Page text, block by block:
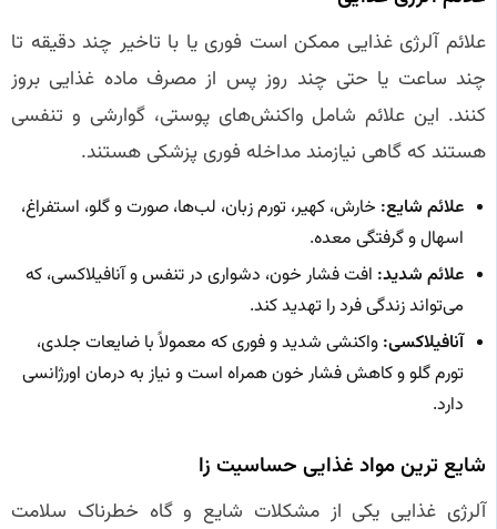
علائم آلرژی غذایی ممکن است فوری یا با تاخیر چند دقیقه تا
چند ساعت یا حتی چند روز پس از مصرف ماده غذایی بروز
کنند. این علائم شامل واکنش‌های پوستی، گوارشی و تنفسی
هستند که گاهی نیازمند مداخله فوری پزشکی هستند.
علائم شایع: خارش، کهیر، تورم زبان، لب‌ها، صورت و گلو، استفراغ،
اسهال و گرفتگی معده.
علائم شدید: افت فشار خون، دشواری در تنفس و آنافیلاکسی، که
می‌تواند زندگی فرد را تهدید کند.
آنافیلاکسی: واکنشی شدید و فوری که معمولاً با ضایعات جلدی،
تورم گلو و کاهش فشار خون همراه است و نیاز به درمان اورژانسی
دارد.
شایع‌ ترین مواد غذایی حساسیت‌ زا
آلرژی غذایی یکی از مشکلات شایع و گاه خطرناک سلامت